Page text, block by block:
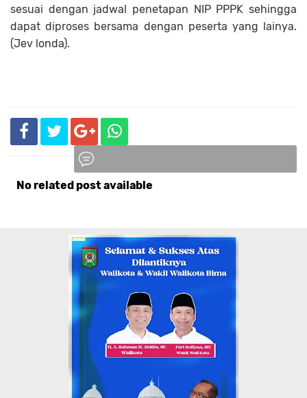
sesuai dengan jadwal penetapan NIP PPPK sehingga
dapat diproses bersama dengan peserta yang lainya.
(Jev londa).
No related post available